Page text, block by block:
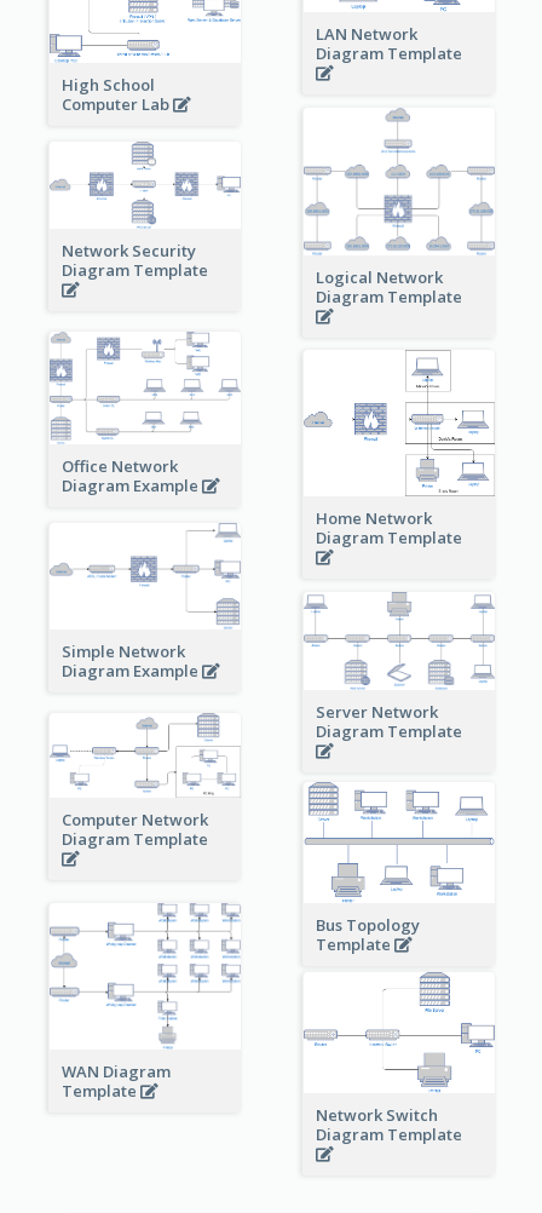
High School
Computer Lab
LAN Network
Diagram Template
Logical Network
Diagram Template
Network Security
Diagram Template
Office Network
Diagram Example
Home Network
Diagram Template
Simple Network
Diagram Example
Server Network
Diagram Template
Computer Network
Diagram Template
Bus Topology
Template
WAN Diagram
Template
Network Switch
Diagram Template